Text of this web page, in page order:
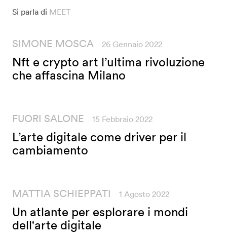
Si parla di MEET
SIMONE MOSCA 26 Gennaio 2022
Nft e crypto art l’ultima rivoluzione
che affascina Milano
FUORI SALONE 15 Febbraio 2022
L’arte digitale come driver per il
cambiamento
MATTIA SCHIEPPATI 1 Agosto 2022
Un atlante per esplorare i mondi
dell'arte digitale